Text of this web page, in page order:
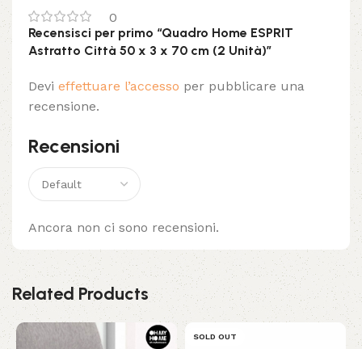
0
Recensioni
Ancora non ci sono recensioni.
Recensisci per primo “Quadro Home ESPRIT
Astratto Città 50 x 3 x 70 cm (2 Unità)”
Devi effettuare l’accesso per pubblicare una
recensione.
Related Products
SOLD OUT